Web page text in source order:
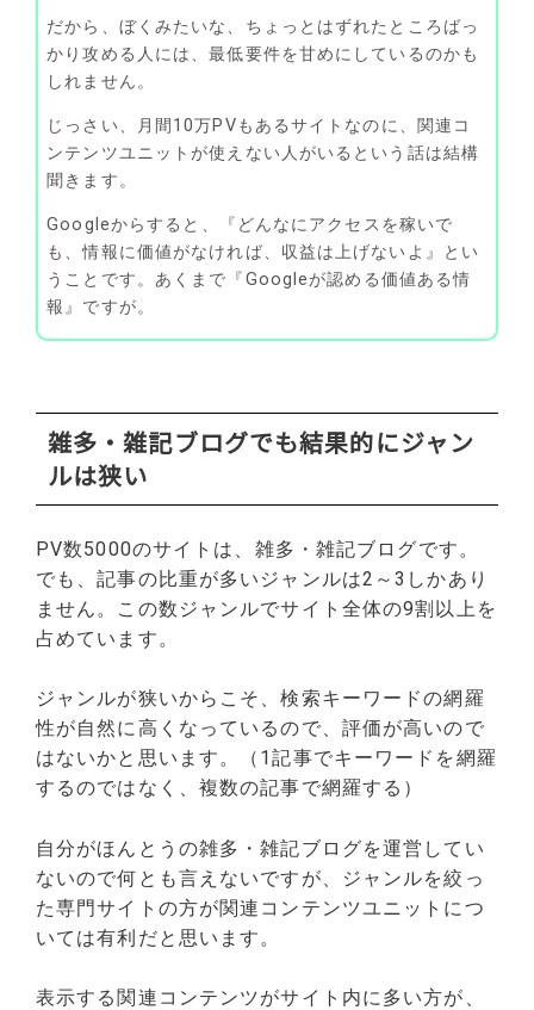
だから、ぼくみたいな、ちょっとはずれたところばっ
かり攻める人には、最低要件を甘めにしているのかも
しれません。
じっさい、月間10万PVもあるサイトなのに、関連コ
ンテンツユニットが使えない人がいるという話は結構
聞きます。
Googleからすると、『どんなにアクセスを稼いで
も、情報に価値がなければ、収益は上げないよ』とい
うことです。あくまで『Googleが認める価値ある情
報』ですが。
雑多・雑記ブログでも結果的にジャン
ルは狭い
PV数5000のサイトは、雑多・雑記ブログです。
でも、記事の比重が多いジャンルは2～3しかあり
ません。この数ジャンルでサイト全体の9割以上を
占めています。
ジャンルが狭いからこそ、検索キーワードの網羅
性が自然に高くなっているので、評価が高いので
はないかと思います。（1記事でキーワードを網羅
するのではなく、複数の記事で網羅する）
自分がほんとうの雑多・雑記ブログを運営してい
ないので何とも言えないですが、ジャンルを絞っ
た専門サイトの方が関連コンテンツユニットにつ
いては有利だと思います。
表示する関連コンテンツがサイト内に多い方が、